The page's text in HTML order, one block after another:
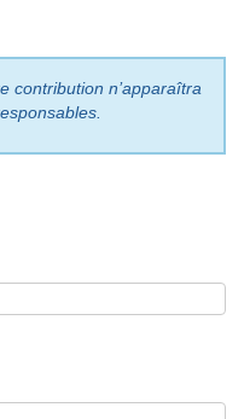
contribution n’apparaîtra